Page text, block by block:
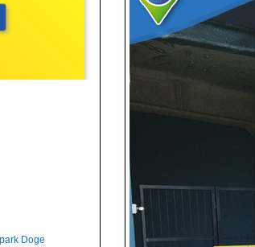
Doge